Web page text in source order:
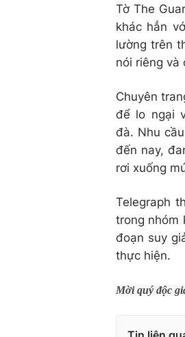
Tờ The
khác hẳn
lường trên
nói riêng và
Chuyên
để lo ngại
đà. Nhu
đến nay,
rơi xuống
Telegraph
trong nhóm
đoạn suy
thực hiện.
Mời quý độc